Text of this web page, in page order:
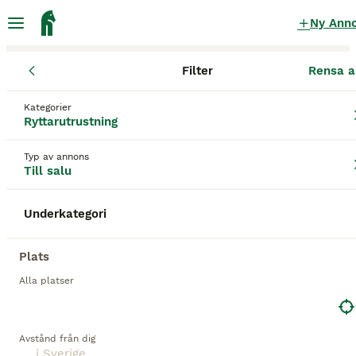
Ny
Filter Rensa
Kategorier
Ryttarutrustning
Typ av annons
Till salu
Underkategori
Plats
Alla platser
Avstånd från dig
Maya delorez Ryttarutrustning till salu
36 Ryttarutrustning hittade
Spara sökning